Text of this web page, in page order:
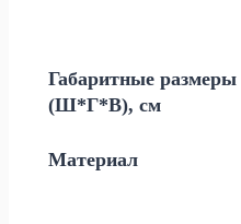
Габаритные размеры
(Ш*Г*В), см
Материал